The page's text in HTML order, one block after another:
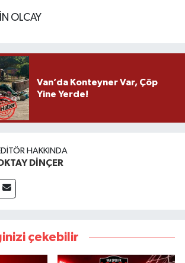
OLCAY
Van’da Konteyner Var, Çöp
Yine Yerde!
HAKKINDA
DİNÇER
çekebilir